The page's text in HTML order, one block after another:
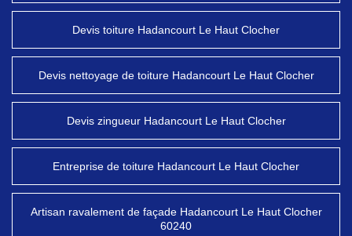
Devis toiture Hadancourt Le Haut Clocher
Devis nettoyage de toiture Hadancourt Le Haut Clocher
Devis zingueur Hadancourt Le Haut Clocher
Entreprise de toiture Hadancourt Le Haut Clocher
Artisan ravalement de façade Hadancourt Le Haut Clocher
60240